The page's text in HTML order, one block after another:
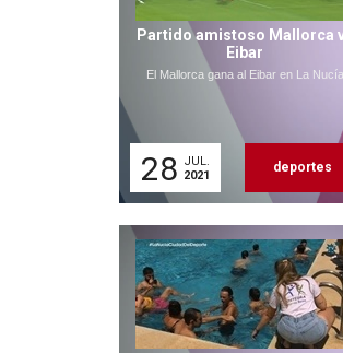
Partido amistoso Mallorca
Eibar
El Mallorca gana al Eibar en La Nucía
28 JUL.
2021
deportes